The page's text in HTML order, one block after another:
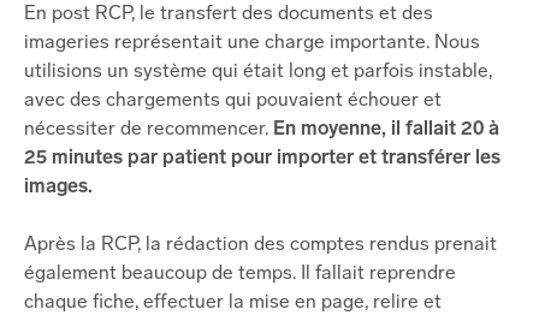
En post RCP, le transfert des documents et des
imageries représentait une charge importante. Nous
utilisions un système qui était long et parfois instable,
avec des chargements qui pouvaient échouer et
nécessiter de recommencer. En moyenne, il fallait 20 à
25 minutes par patient pour importer et transférer les
images.
Après la RCP, la rédaction des comptes rendus prenait
également beaucoup de temps. Il fallait reprendre
chaque fiche, effectuer la mise en page, relire et